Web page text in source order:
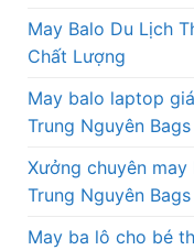
May Balo Du Lịch
Chất Lượng
May balo laptop
Trung Nguyên Bags
Xưởng chuyên
Trung Nguyên Bags
May ba lô cho bé